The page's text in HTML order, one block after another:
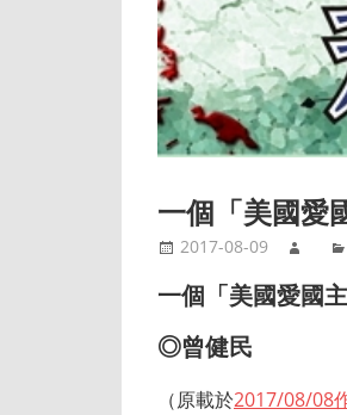
一個「美國愛
2017-08-09
一個「美國愛國
◎曾健民
（原載於2017/08/08